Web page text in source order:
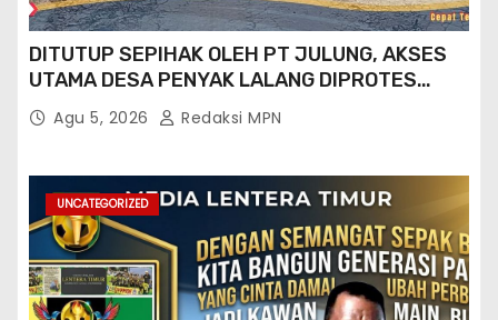
DITUTUP SEPIHAK OLEH PT JULUNG, AKSES
UTAMA DESA PENYAK LALANG DIPROTES
KADES DAN GPN 08
Agu 5, 2026 Redaksi MPN
UNCATEGORIZED